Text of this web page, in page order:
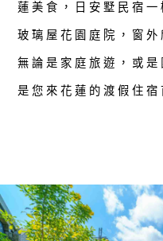
蓮美食，日安墅民宿
玻璃屋花園庭院，窗
無論是家庭旅遊，或
是您來花蓮的渡假住宿